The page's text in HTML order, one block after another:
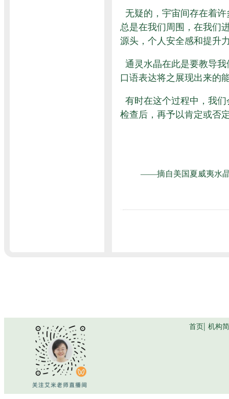
无疑的，宇宙间存在着
总是在我们周围，在我们
源头，个人安全感和提升
通灵水晶在此是要教导
口语表达将之展现出来的
有时在这个过程中，我
检查后，再予以肯定或否
——摘自美国夏威夷水晶学